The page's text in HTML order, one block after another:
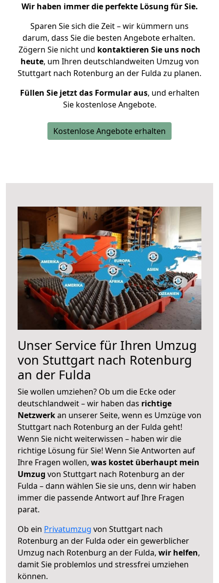
Wir haben immer die perfekte Lösung für Sie.
Sparen Sie sich die Zeit – wir kümmern uns
darum, dass Sie die besten Angebote erhalten.
Zögern Sie nicht und kontaktieren Sie uns noch
heute, um Ihren deutschlandweiten Umzug von
Stuttgart nach Rotenburg an der Fulda zu planen.
Füllen Sie jetzt das Formular aus, und erhalten
Sie kostenlose Angebote.
Kostenlose Angebote erhalten
Unser Service für Ihren Umzug
von Stuttgart nach Rotenburg
an der Fulda
Sie wollen umziehen? Ob um die Ecke oder
deutschlandweit – wir haben das richtige
Netzwerkan unserer Seite, wenn es Umzüge von
Stuttgart nach Rotenburg an der Fulda geht!
Wenn Sie nicht weiterwissen – haben wir die
richtige Lösung für Sie! Wenn Sie Antworten auf
Ihre Fragen wollen, was kostet überhaupt mein
Umzug von Stuttgart nach Rotenburg an der
Fulda – dann wählen Sie sie uns, denn wir haben
immer die passende Antwort auf Ihre Fragen
parat.
Ob ein Privatumzug von Stuttgart nach
Rotenburg an der Fulda oder ein gewerblicher
Umzug nach Rotenburg an der Fulda, wir helfen,
damit Sie problemlos und stressfrei umziehen
können.